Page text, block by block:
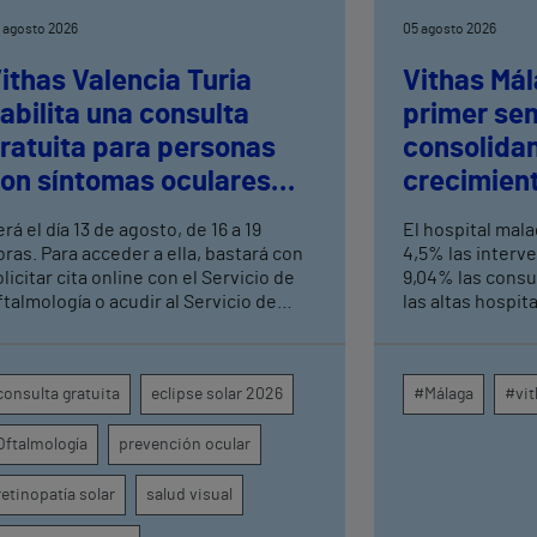
agosto 2026
Valencia Turia
una consulta
para personas
síntomas oculares
el eclipse solar
el día 13 de agosto, de 16 a 19
Para acceder a ella, bastará con
cita online con el Servicio de
o acudir al Servicio de
gratuita eclipse solar 2026
prevención ocular
solar salud visual
05 agosto 2026
Vithas
primer
consultas
altas
El hospital
4,5% las
9,04% las
las altas
centros
provincia
#Málaga